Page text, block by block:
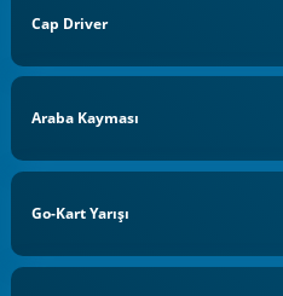
Cap Driver
Araba Kayması
Go-Kart Yarışı